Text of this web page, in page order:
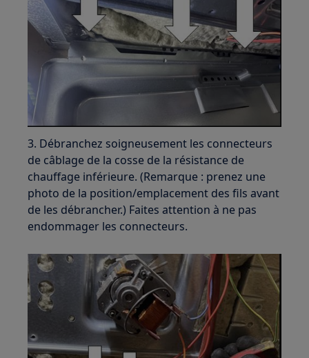
3. Débranchez soigneusement les connecteurs
de câblage de la cosse de la résistance de
chauffage inférieure. (Remarque : prenez une
photo de la position/emplacement des fils avant
de les débrancher.) Faites attention à ne pas
endommager les connecteurs.